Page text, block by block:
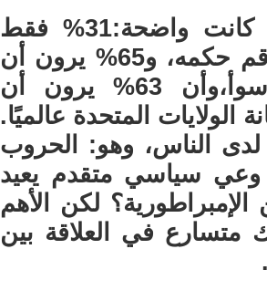
*الأرقام التي جاءت في الإستطلاع كانت واضحة:31% فقط
يؤيدون الأداء الاقتصادي لترامب وطاقم حكمه، و65% يرون أن
السياسات الحالية جعلت الوضع أسوأ،وأن 63% يرون أن
المتحدة عالميًا.
لدى الناس، وهو: الحروب
وعي سياسي متقدم يعيد
لكن الأهم
متسارع في العلاقة بين